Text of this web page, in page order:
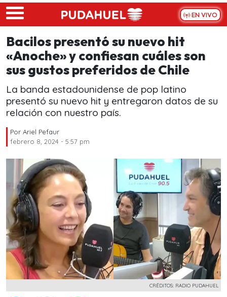
Skip to main content
EN VIVO
Bacilos presentó su nuevo hit
«Anoche» y confiesan cuáles son
sus gustos preferidos de Chile
La banda estadounidense de pop latino
presentó su nuevo hit y entregaron datos de su
relación con nuestro país.
Por Ariel Pefaur
febrero 8, 2024 - 5:57 pm
CRÉDITOS: RADIO PUDAHUEL